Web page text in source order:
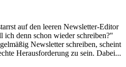
auf den leeren Newsletter-Editor
ich denn schon wieder schreiben?"
Newsletter schreiben, scheint
Herausforderung zu sein. Dabei...